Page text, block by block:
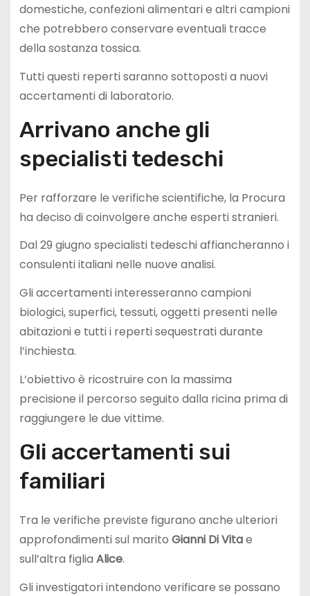
domestiche, confezioni alimentari e altri campioni
che potrebbero conservare eventuali tracce
della sostanza tossica.
Tutti questi reperti saranno sottoposti a nuovi
accertamenti di laboratorio.
Arrivano anche gli
specialisti tedeschi
Per rafforzare le verifiche scientifiche, la Procura
ha deciso di coinvolgere anche esperti stranieri.
Dal 29 giugno specialisti tedeschi affiancheranno i
consulenti italiani nelle nuove analisi.
Gli accertamenti interesseranno campioni
biologici, superfici, tessuti, oggetti presenti nelle
abitazioni e tutti i reperti sequestrati durante
l’inchiesta.
L’obiettivo è ricostruire con la massima
precisione il percorso seguito dalla ricina prima di
raggiungere le due vittime.
Gli accertamenti sui
familiari
Tra le verifiche previste figurano anche ulteriori
approfondimenti sul marito Gianni Di Vitae
sull’altra figlia Alice.
Gli investigatori intendono verificare se possano